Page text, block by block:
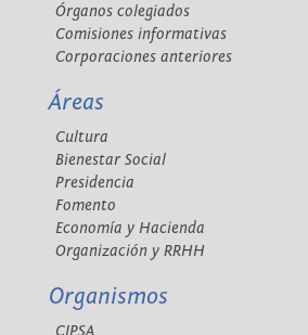
Órganos colegiados
Comisiones informativas
Corporaciones anteriores
Áreas
Cultura
Bienestar Social
Presidencia
Fomento
Economía y Hacienda
Organización y RRHH
Organismos
CIPSA